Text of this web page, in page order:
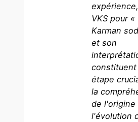
VKS pour «
Karman
et son
constituent
étape
la
de l'origine
l'évolution